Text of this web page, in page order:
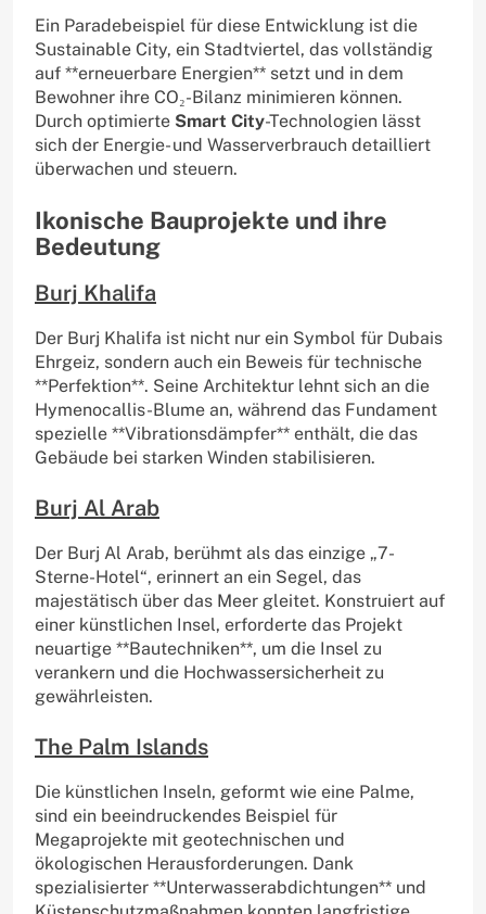
Ein Paradebeispiel für diese Entwicklung ist die
Sustainable City, ein Stadtviertel, das vollständig
auf **erneuerbare Energien** setzt und in dem
Bewohner ihre CO₂-Bilanz minimieren können.
Durch optimierte Smart City-Technologien lässt
sich der Energie- und Wasserverbrauch detailliert
überwachen und steuern.
Ikonische Bauprojekte und ihre
Bedeutung
Burj Khalifa
Der Burj Khalifa ist nicht nur ein Symbol für Dubais
Ehrgeiz, sondern auch ein Beweis für technische
**Perfektion**. Seine Architektur lehnt sich an die
Hymenocallis-Blume an, während das Fundament
spezielle **Vibrationsdämpfer** enthält, die das
Gebäude bei starken Winden stabilisieren.
Burj Al Arab
Der Burj Al Arab, berühmt als das einzige „7-
Sterne-Hotel“, erinnert an ein Segel, das
majestätisch über das Meer gleitet. Konstruiert auf
einer künstlichen Insel, erforderte das Projekt
neuartige **Bautechniken**, um die Insel zu
verankern und die Hochwassersicherheit zu
gewährleisten.
The Palm Islands
Die künstlichen Inseln, geformt wie eine Palme,
sind ein beeindruckendes Beispiel für
Megaprojekte mit geotechnischen und
ökologischen Herausforderungen. Dank
spezialisierter **Unterwasserabdichtungen** und